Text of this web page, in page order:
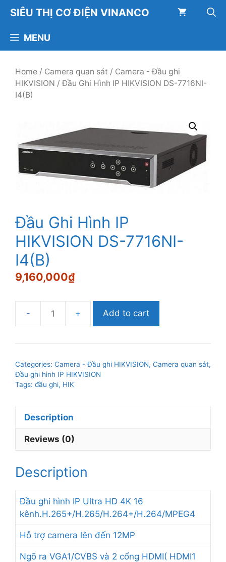
Chuyển
đến
dung
SIÊU THỊ CƠ ĐIỆN VINANCO
MENU
Home / Camera quan sát / Camera - Đầu ghi
HIKVISION / Đầu Ghi Hình IP HIKVISION DS-7716NI-
I4(B)
Đầu Ghi Hình IP
HIKVISION DS-7716NI-
I4(B)
9,160,000₫
Đầu
Hình
HIKVISION
Add to cart
Categories: Camera - Đầu ghi HIKVISION, Camera quan sát,
Đầu ghi hình IP HIKVISION
Tags: đầu ghi, HIK
Description
Reviews (0)
Description
Đầu ghi hình IP Ultra HD 4K 16
kênh.H.265+/H.265/H.264+/H.264/MPEG4
Hỗ trợ camera lên đến 12MP
Ngõ ra VGA1/CVBS và 2 cổng HDMI( HDMI1